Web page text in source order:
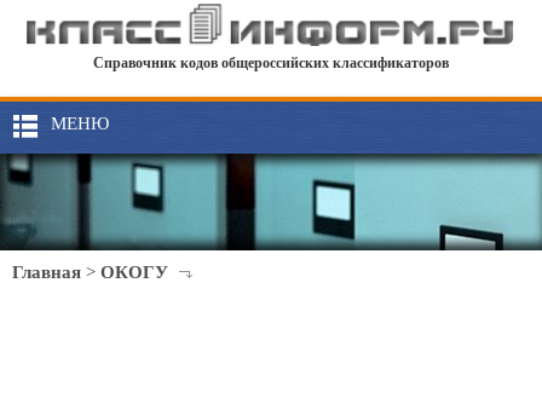
Справочник кодов общероссийских классификаторов
МЕНЮ
Главная > ОКОГУ